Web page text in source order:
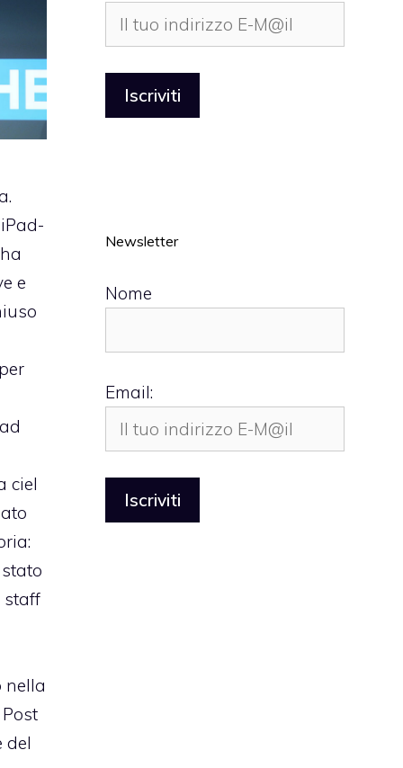
e
ciel
staff
nella
del
Newsletter
Nome
Email: